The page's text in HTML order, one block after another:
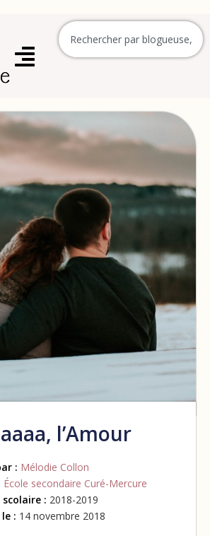
l’Amour
: Mélodie Collon
École secondaire Curé-Mercure
scolaire : 2018-2019
: 14 novembre 2018